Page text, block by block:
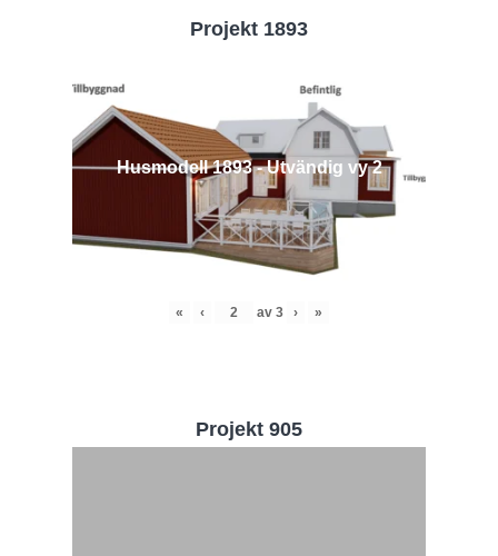
Projekt 1893
Husmodell 1893 - Utvändig vy 2
« ‹ av 3 › »
Projekt 905